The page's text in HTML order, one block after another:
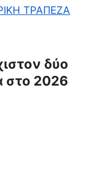
ΤΡΑΠΕΖΑ
δύο
στο 2026